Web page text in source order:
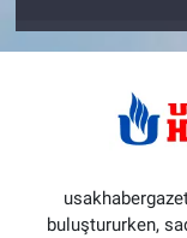
buluştururken,